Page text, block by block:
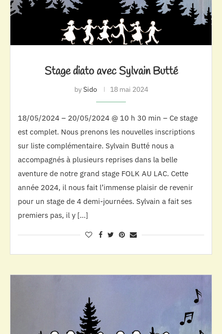
Stage diato avec Sylvain Butté
bySido 18 mai 2024
18/05/2024 – 20/05/2024 @ 10 h 30 min – Ce stage
est complet. Nous prenons les nouvelles inscriptions
sur liste complémentaire. Sylvain Butté nous a
accompagnés à plusieurs reprises dans la belle
aventure de notre grand stage FOLK AU LAC. Cette
année 2024, il nous fait l’immense plaisir de revenir
pour un stage de 4 demi-journées. Sylvain a fait ses
premiers pas, il y […]